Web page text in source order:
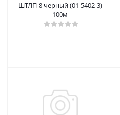
ШТЛП-8 черный (01-5402-3)
100м